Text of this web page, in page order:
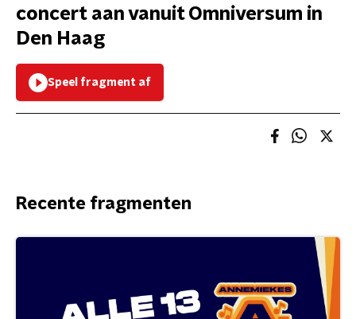
concert aan vanuit Omniversum in
Den Haag
Speel fragment af
Recente fragmenten